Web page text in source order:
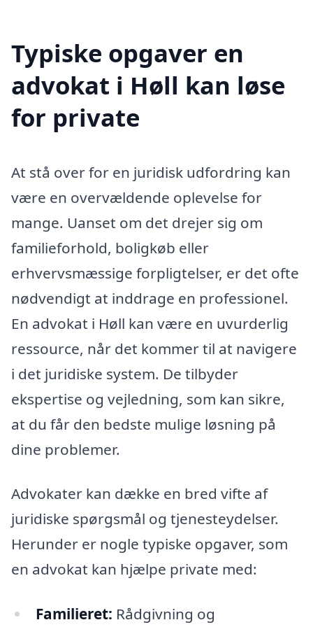
Typiske opgaver en
advokat i Høll kan løse
for private
At stå over for en juridisk udfordring kan
være en overvældende oplevelse for
mange. Uanset om det drejer sig om
familieforhold, boligkøb eller
erhvervsmæssige forpligtelser, er det ofte
nødvendigt at inddrage en professionel.
En advokat i Høll kan være en uvurderlig
ressource, når det kommer til at navigere
i det juridiske system. De tilbyder
ekspertise og vejledning, som kan sikre,
at du får den bedste mulige løsning på
dine problemer.
Advokater kan dække en bred vifte af
juridiske spørgsmål og tjenesteydelser.
Herunder er nogle typiske opgaver, som
en advokat kan hjælpe private med:
Familieret: Rådgivning og